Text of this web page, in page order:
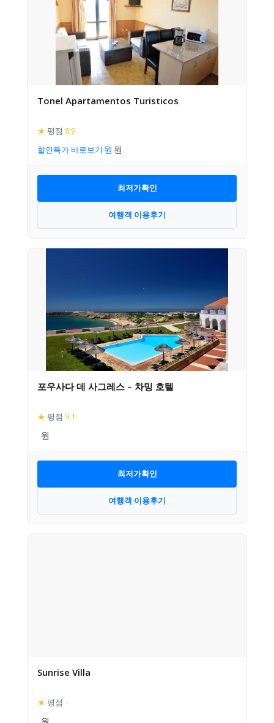
Tonel Apartamentos Turisticos
★ 평점 8.9
할인특가 바로보기
최저가확인
여행객 이용후기
포우사다 데 사그레스 – 차밍 호텔
★ 평점 9.1
최저가확인
여행객 이용후기
Sunrise Villa
★ 평점 –